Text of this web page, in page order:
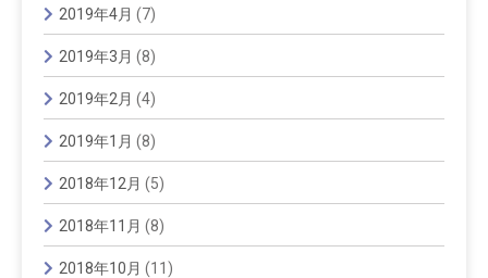
2019年4月 (7)
2019年3月 (8)
2019年2月 (4)
2019年1月 (8)
2018年12月 (5)
2018年11月 (8)
2018年10月 (11)